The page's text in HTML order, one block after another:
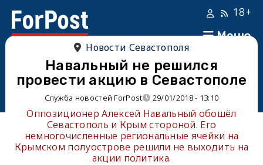
Меню
18+
Новости Севастополя
Навальный не решился
провести акцию в Севастополе
Служба новостей ForPost 29/01/2018 - 13:10
Оппозиционер Алексей Навальный обошёл
Севастополь и Крым стороной. Его
немногочисленные региональные ячейки на
Крымском полуострове решили не выходить на
акции политика.